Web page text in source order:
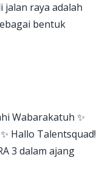
jalan raya adalah
bentuk
Wabarakatuh ✨
Hallo Talentsquad!
3 dalam ajang